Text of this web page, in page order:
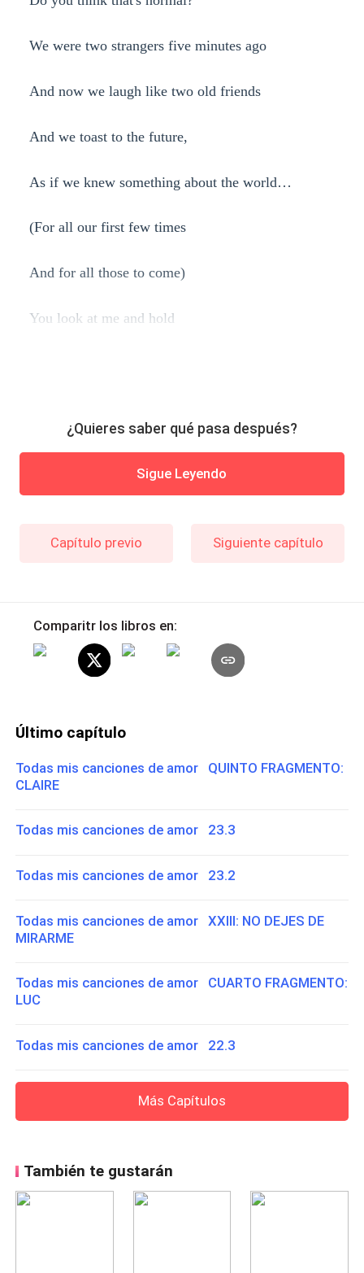
We were two strangers five minutes ago
And now we laugh like two old friends
And we toast to the future,
As if we knew something about the world…
(For all our first few times
And for all those to come)
You look at me and hold
¿Quieres saber qué pasa después?
Sigue Leyendo
Capítulo previo Siguiente capítulo
Comparitr los libros en:
Último capítulo
Todas mis canciones de amor QUINTO FRAGMENTO:
CLAIRE
Todas mis canciones de amor 23.3
Todas mis canciones de amor 23.2
Todas mis canciones de amor XXIII: NO DEJES DE
MIRARME
Todas mis canciones de amor CUARTO FRAGMENTO:
LUC
Todas mis canciones de amor 22.3
Más Capítulos
También te gustarán